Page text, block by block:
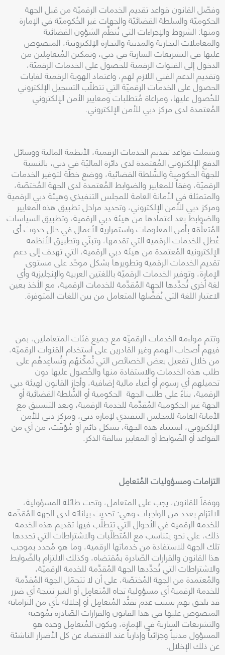
وفصّل القانون قواعد تقديم الخدمات الرقميّة من قبل الجهة
الحكوميّة والسلطة القضائيّة والجهات غير الحُكوميّة في الإمارة
ومنها: الشروط والإجراءات التي تُنظِّم الشؤون القضائية
والمعاملات التجارية والمدنية والتجارة الإلكترونية، المنصوص
عليها في التشريعات السارية في دبي، وتمكين المُتعامِلين من
الدخول إلى القنوات الرقمية للحصول على الخدمات الرقميّة،
وتقديم الدعم الفني اللازم لهم، واعتماد الهوية الرقمية لغايات
الحصول على الخدمات الرقميّة التي تتطلّب التسجيل الإلكتروني
للحُصول عليها، ومراعاة مُتطلبات ومعايير الأمن الإلكتروني
المُعتمدة لدى مركز دبي للأمن الإلكتروني.
وشملت قواعد تقديم الخدمات الرقمية، الأنظمة المالية ووسائل
الدفع الإلكتروني المُعتمدة لدى دائرة الماليّة في دبي، بالنسبة
للجهة الحكومية والسُّلطة القضائية، ووضع خطّة لتوفير الخدمات
الرقميّة، وفقاً للمعايير والضوابط المُعتمدة لدى الجهة المُختصّة،
والمتمثلة في الأمانة العامة للمجلس التنفيذي وهيئة دبي الرقمية
ومركز دبي للأمن الإلكتروني، وتحديد مراحل تطبيق هذه المعايير
والضوابط بعد اعتمادها من هيئة دبي الرقمية، وتطبيق السياسات
المُتعلِّقة بأمن المعلومات واستمرارية الأعمال في حال حدوث أي
عُطل للخدمات الرقمية التي تقدمها، وتبنّي وتطبيق الأنظمة
الإلكترونية المُعتمدة من هيئة دبي الرقمية، التي تهدف إلى دعم
تقديم الخدمات الرقمية وتطويرها بشكل موحّد على مستوى
الإمارة، وتوفير الخدمات الرقميّة باللغتين العربية والإنجليزية وأي
لغة أخرى تُحدِّدها الجهة المُقدِّمة للخدمات الرقمية، مع الأخذ بعين
الاعتبار اللغة التي يُفضِّلها المتعامل من بين اللغات المتوفرة.
وتتم مواءمة الخدمات الرقميّة مع جميع فئات المتعاملين، بمن
فيهم أصحاب الهمم وغير القادرين على استخدام القنوات الرقميّة،
من خلال تفعيل بعض الخصائص التي تُمكِّنهُم وتُساعِدهُم على
طلب هذه الخدمات والاستفادة منها والحُصول عليها دون
تحميلهم أي رسوم أو أعباء مالية إضافية، وأجاز القانون لهيئة دبي
الرقمية، بناءً على طلب الجهة الحكومية أو السُّلطة القضائية أو
الجهة غير الحكومية المُقدِّمة للخدمة الرقمية، وبعد التنسيق مع
الأمانة العامة للمجلس التنفيذي لإمارة دبي، ومركز دبي للأمن
الإلكتروني، استثناء هذه الجهة، بشكل دائم أو مُؤقّت، من أي من
القواعد أو الضّوابط أو المعايير سالفة الذكر.
التزامات ومسؤوليات المُتعامِل
ووفقاً للقانون، يجب على المتعامل، وتحت طائلة المسؤولية،
الالتزام بعدد من الواجبات وهي: تحديث بياناته لدى الجهة المُقدِّمة
للخدمة الرقمية في الأحوال التي تتطلّب فيها تقديم هذه الخدمة
ذلك، على نحو يتناسب مع المُتطلّبات والاشتراطات التي تحددها
تلك الجهة للاستفادة من خدماتها الرقمية، وما هو مُحدد بموجب
هذا القانون والقرارات الصّادرة بمُقتضاه، وكذلك الالتزام بالضّوابط
والاشتراطات التي تُحدِّدها الجهة المُقدِّمة للخدمة الرقميّة،
والمُعتمدة من الجهة المُختصّة، على أن لا تتحمّل الجهة المُقدِّمة
للخدمة الرقمية أي مسؤولية تجاه المُتعامِل أو الغير نتيجة أي ضرر
قد يلحق بهم بسبب عدم تقيُّد المُتعامِل أو إخلاله بأي من التزاماته
المنصوص عليها في هذا القانون والقرارات الصّادرة بمُوجبه
والتشريعات السارية في الإمارة، ويكون المُتعامِل وحده هو
المسؤول مدنياً وجزائياً وإدارياً عند الاقتضاء عن كل الأضرار الناشئة
عن ذلك الإخلال.